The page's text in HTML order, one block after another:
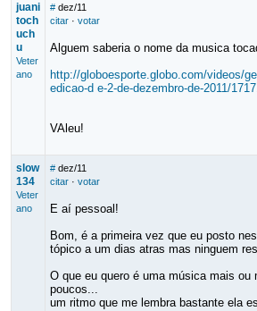
juani
toch
uch
u
Veter
ano
# dez/11
citar· votar
Alguem saberia o nome da musica
http://globoesporte.globo.com/videos/
edicao-d e-2-de-dezembro-de-2011/
VAleu!
slow
134
Veter
ano
# dez/11
citar· votar
E aí pessoal!
Bom, é a primeira vez que eu posto
tópico a um dias atras mas ninguem
O que eu quero é uma música mais ou
poucos...
um ritmo que me lembra bastante ela